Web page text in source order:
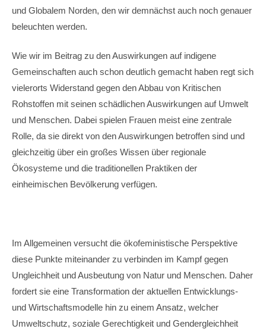
und Globalem Norden, den wir demnächst auch noch genauer
beleuchten werden.
Wie wir im Beitrag zu den Auswirkungen auf indigene
Gemeinschaften auch schon deutlich gemacht haben regt sich
vielerorts Widerstand gegen den Abbau von Kritischen
Rohstoffen mit seinen schädlichen Auswirkungen auf Umwelt
und Menschen. Dabei spielen Frauen meist eine zentrale
Rolle, da sie direkt von den Auswirkungen betroffen sind und
gleichzeitig über ein großes Wissen über regionale
Ökosysteme und die traditionellen Praktiken der
einheimischen Bevölkerung verfügen.
Im Allgemeinen versucht die ökofeministische Perspektive
diese Punkte miteinander zu verbinden im Kampf gegen
Ungleichheit und Ausbeutung von Natur und Menschen. Daher
fordert sie eine Transformation der aktuellen Entwicklungs-
und Wirtschaftsmodelle hin zu einem Ansatz, welcher
Umweltschutz, soziale Gerechtigkeit und Gendergleichheit